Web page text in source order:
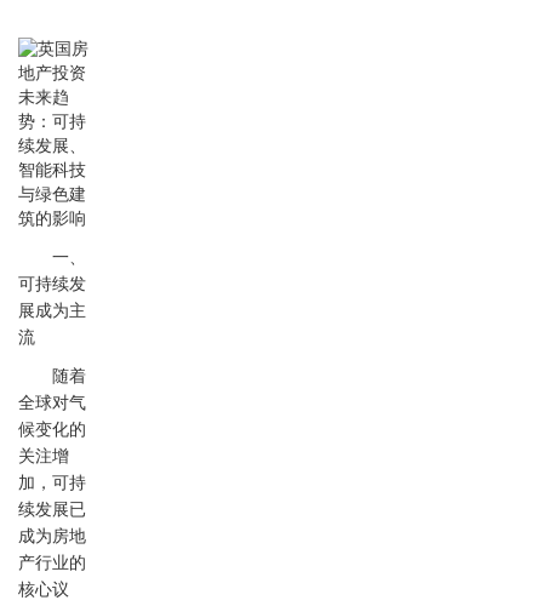
一、
可持续发
展成为主
流
随着
全球对气
候变化的
关注增
加，可持
续发展已
成为房地
产行业的
核心议